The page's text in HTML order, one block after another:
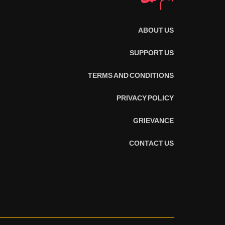
ABOUT US
SUPPORT US
TERMS AND CONDITIONS
PRIVACY POLICY
GRIEVANCE
CONTACT US